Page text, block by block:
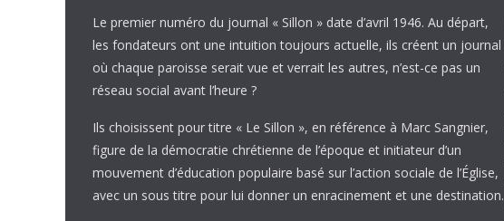
Le premier numéro du journal « Sillon » date d’avril 1946. Au départ,
les fondateurs ont une intuition toujours actuelle, ils créent un journal
où chaque paroisse serait vue et verrait les autres, n’est-ce pas un
réseau social avant l’heure ?
Ils choisissent pour titre « Le Sillon », en référence à Marc Sangnier,
figure de la démocratie chrétienne de l’époque et initiateur d’un
mouvement d’éducation populaire basé sur l’action sociale de l’Église,
avec un sous titre pour lui donner un enracinement et une destination.